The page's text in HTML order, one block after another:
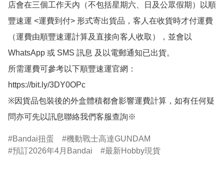
店會在三個工作天內（不包括星期六、日及公眾假期）以順
豐速運 <運費到付> 形式寄出貨品，客人在收貨時才付運費
（運費由順豐速運計算及直接向客人收取），並會以
WhatsApp 或 SMS 訊息 及以電郵通知已出貨。
所需運費可參考以下順豐速運官網：
https://bit.ly/3DY0OPc
※因貨品包裝後的外盒體積都會影響運費計算，如有任何疑
問亦可先以訊息聯絡我們客服查詢※
Bandai扭蛋
機動戰士高達GUNDAM
預訂2026年4月Bandai
最新Hobby現貨